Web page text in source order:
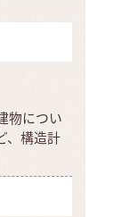
物につい
、構造計